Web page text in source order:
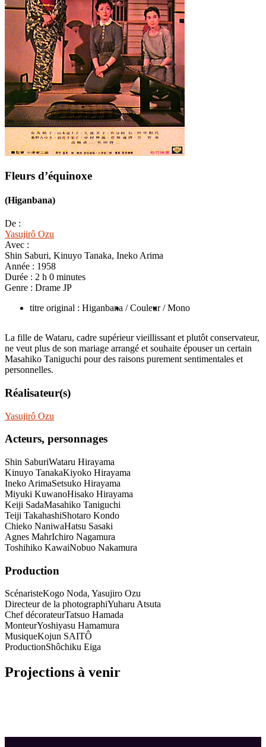
Fleurs d’équinoxe
(Higanbana)
De :
Yasujirô Ozu
Avec :
Shin Saburi, Kinuyo Tanaka, Ineko Arima
Année : 1958
Durée : 2 h 0 minutes
Genre : Drame JP
titre original : Higanbana / Couleur / Mono
La fille de Wataru, cadre supérieur vieillissant et plutôt conservateur,
ne veut plus de son mariage arrangé et souhaite épouser un certain
Masahiko Taniguchi pour des raisons purement sentimentales et
personnelles.
Réalisateur(s)
Yasujirô Ozu
Acteurs, personnages
Shin SaburiWataru Hirayama
Kinuyo TanakaKiyoko Hirayama
Ineko ArimaSetsuko Hirayama
Miyuki KuwanoHisako Hirayama
Keiji SadaMasahiko Taniguchi
Teiji TakahashiShotaro Kondo
Chieko NaniwaHatsu Sasaki
Agnes MahrIchiro Nagamura
Toshihiko KawaiNobuo Nakamura
Production
ScénaristeKogo Noda, Yasujiro Ozu
Directeur de la photographiYuharu Atsuta
Chef décorateurTatsuo Hamada
MonteurYoshiyasu Hamamura
MusiqueKojun SAITÔ
ProductionShôchiku Eiga
Projections à venir